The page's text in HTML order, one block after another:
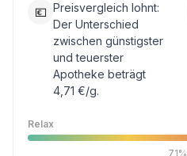
💶 Preisvergleich lohnt:
Der Unterschied
zwischen günstigster
und teuerster
Apotheke beträgt
4,71 €/g.
Relax
71%